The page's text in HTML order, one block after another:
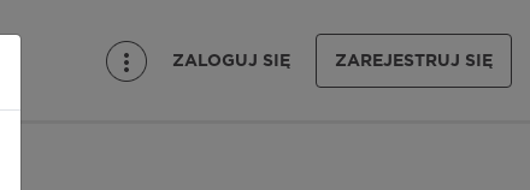
ZALOGUJ SIĘ ZAREJESTRUJ SIĘ